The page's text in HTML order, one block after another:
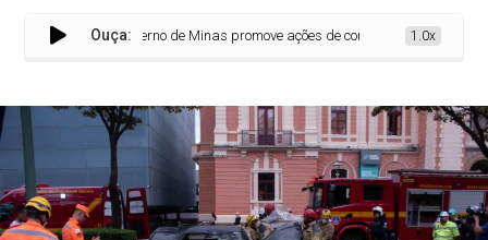
Ouça:
Governo de Minas promove ações de conscientização no
1.0x